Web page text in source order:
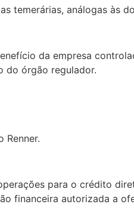
temerárias, análogas às
da empresa
do órgão regulador.
Renner.
para o crédito
financeira autorizada a